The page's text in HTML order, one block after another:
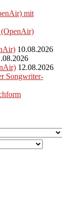
mit
(OpenAir)
10.08.2026
12.08.2026
Songwriter-